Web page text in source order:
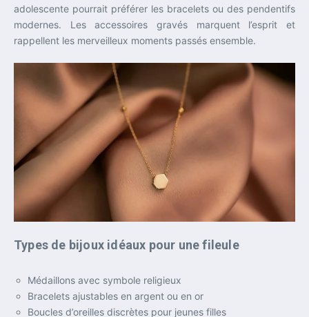
adolescente pourrait préférer les bracelets ou des pendentifs
modernes. Les accessoires gravés marquent l’esprit et
rappellent les merveilleux moments passés ensemble.
Types de bijoux idéaux pour une fileule
Médaillons avec symbole religieux
Bracelets ajustables en argent ou en or
Boucles d’oreilles discrètes pour jeunes filles